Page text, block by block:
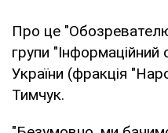
Про це
групи "Інформаційний
України (фракція
Тимчук.